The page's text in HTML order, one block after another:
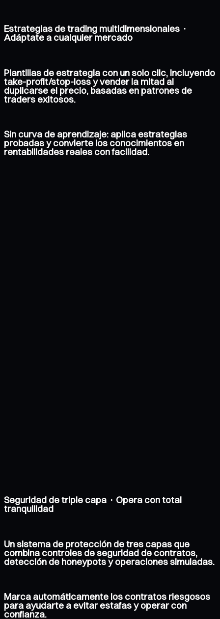
Estrategias de trading multidimensionales ·
Adáptate a cualquier mercado
Plantillas de estrategia con un solo clic, incluyendo
take-profit/stop-loss y vender la mitad al
duplicarse el precio, basadas en patrones de
traders exitosos.
Sin curva de aprendizaje: aplica estrategias
probadas y convierte los conocimientos en
rentabilidades reales con facilidad.
Seguridad de triple capa · Opera con total
tranquilidad
Un sistema de protección de tres capas que
combina controles de seguridad de contratos,
detección de honeypots y operaciones simuladas.
Marca automáticamente los contratos riesgosos
para ayudarte a evitar estafas y operar con
confianza.